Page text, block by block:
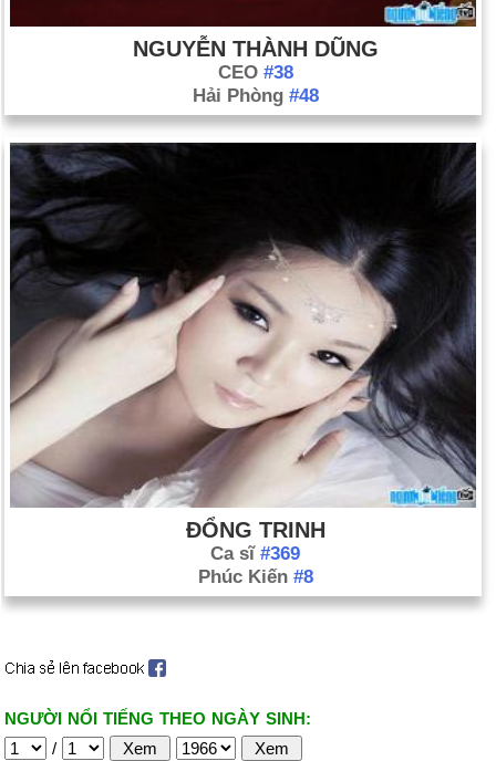
NGUYỄN THÀNH DŨNG
CEO #38
Hải Phòng #48
ĐỔNG TRINH
Ca sĩ #369
Phúc Kiến #8
NGƯỜI NỔI TIẾNG THEO NGÀY SINH:
/